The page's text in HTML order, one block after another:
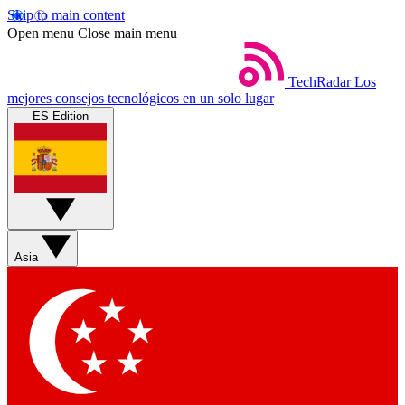
Skip to main content
Open menu Close main menu
TechRadar Los
mejores consejos tecnológicos en un solo lugar
ES Edition
Asia